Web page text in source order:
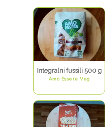
Integralni fussili 500 g
Amo Essere Veg